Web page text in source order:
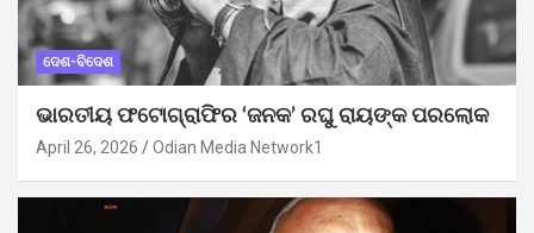
ଦେଶ-ବିଦେଶ
ଭାରତୀୟ ଫଟୋଗ୍ରାଫିର ‘ଜନକ’ ରଘୁ ରାୟଙ୍କ ପରଲୋକ
April 26, 2026 Odian Media Network1